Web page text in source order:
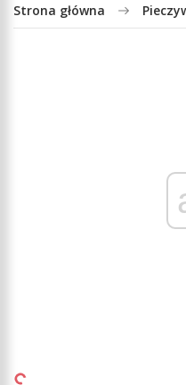
Strona główna